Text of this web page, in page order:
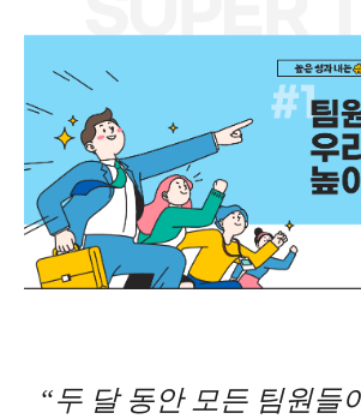
“두 달 동안 모든 팀원들